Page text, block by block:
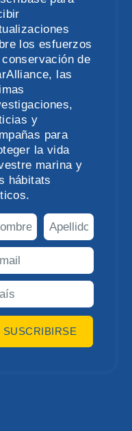
los esfuerzos
conservación de
las
y
para
la vida
marina y
hábitats
SUSCRIBIRSE